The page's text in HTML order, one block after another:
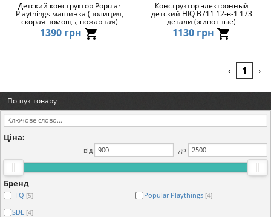
Детский конструктор Popular
Playthings машинка (полиция,
скорая помощь, пожарная)
1390 грн
Конструктор электронный
детский HIQ B711 12-в-1 173
детали (животные)
1130 грн
‹ 1 ›
Пошук товару
Ціна:
від до
Бренд
HIQ [5] Popular Playthings [4]
SDL [4]